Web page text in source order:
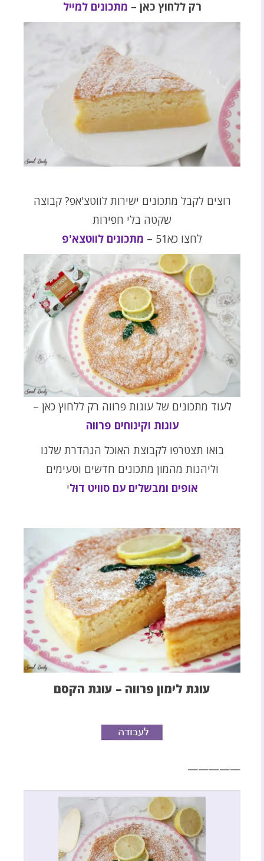
רק ללחוץ כאן – מתכונים למייל
רוצים לקבל מתכונים ישירות לווטצ'אפ? קבוצה
שקטה בלי חפירות
לחצו כא51 –
מתכונים לווטצא'פ
לעוד מתכונים של עוגות פרווה רק ללחוץ כאן –
עוגות וקינוחים פרווה
בואו תצטרפו לקבוצת האוכל הנהדרת שלנו
וליהנות מהמון מתכונים חדשים וטעימים
אופים ומבשלים עם סוויט דוּלי
עוגת לימון פרווה – עוגת הקסם
—————